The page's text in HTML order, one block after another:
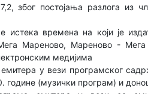
због постојања разлога из
времена на који је
Мареново, Мареново -
медијима
у вези програмског
године (музички програм) и